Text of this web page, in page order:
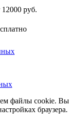
12000 руб.
файлы cookie. Вы
браузера.